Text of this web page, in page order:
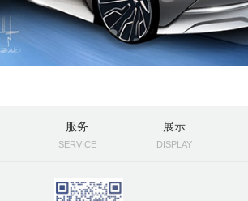
服务
SERVICE
展示
DISPLAY